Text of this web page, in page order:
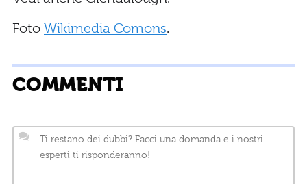
Foto Wikimedia Comons.
COMMENTI